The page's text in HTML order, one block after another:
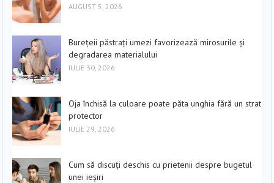
AUGUST 5, 2026
Burețeii păstrați umezi favorizează mirosurile și
degradarea materialului
IULIE 30, 2026
Oja închisă la culoare poate păta unghia fără un strat
protector
IULIE 29, 2026
Cum să discuți deschis cu prietenii despre bugetul
unei ieșiri